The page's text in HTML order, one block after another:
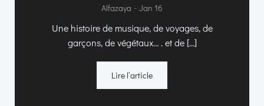
Alfazaya - Jan 16
Une histoire de musique, de voyages, de
garçons, de végétaux… . et de […]
Lire l‘article